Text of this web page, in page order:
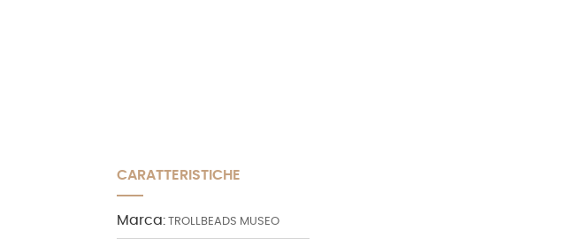
CARATTERISTICHE
Marca: TROLLBEADS MUSEO